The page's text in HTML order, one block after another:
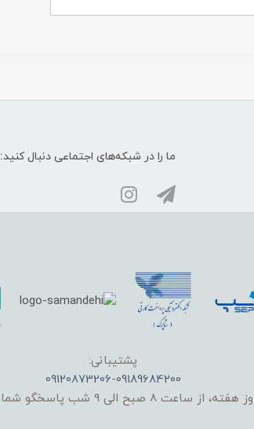
ما را در شبکه‌های اجتماعی دنبال کنید:
پشتیبانی:
09120873206-09189684200